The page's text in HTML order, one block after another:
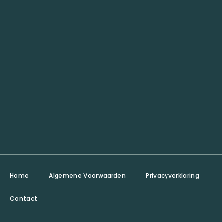
Home Algemene Voorwaarden Privacyverklaring
Contact